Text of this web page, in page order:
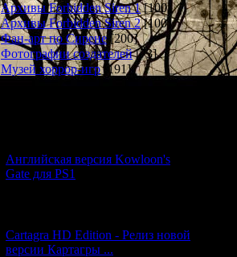
Архивы Forbidden Siren 1 [100]
Архивы Forbidden Siren 2 [100]
Фан-арт по Сирене [200]
Фотографии создателей [73]
Музей хоррор-игр
[191]
Английская версия Kowloon's
Gate для PS1
Cartagra HD Edition - Релиз новой
версии Картагры ...